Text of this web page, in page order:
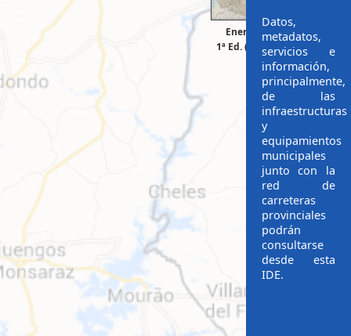
Enero 2012
1ª Ed. (250 mil)
2ª Ed.
Datos,
metadatos,
servicios e
información,
principalmente,
de las
infraestructuras
y
equipamientos
municipales
junto con la
red de
carreteras
provinciales
podrán
consultarse
desde esta
IDE.